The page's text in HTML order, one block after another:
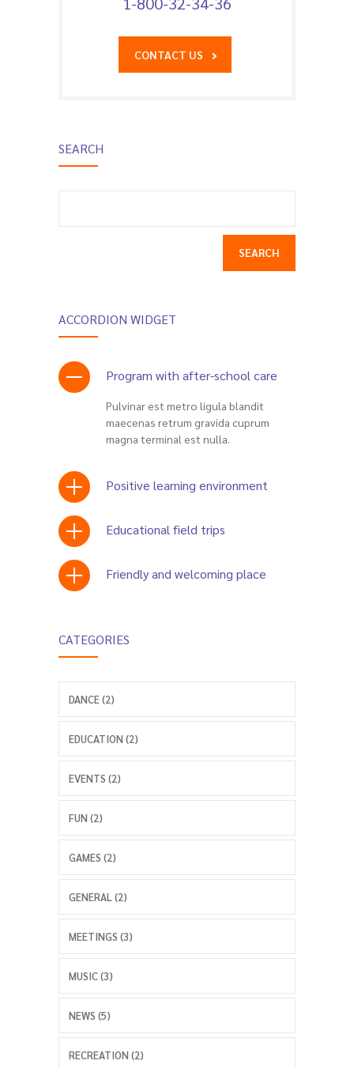
CONTACT US
SEARCH
ACCORDION WIDGET
Program with after-school care
Pulvinar est metro ligula blandit
maecenas retrum gravida cuprum
magna terminal est nulla.
Positive learning environment
Educational field trips
Friendly and welcoming place
CATEGORIES
DANCE (2)
EDUCATION (2)
EVENTS (2)
FUN (2)
GAMES (2)
GENERAL (2)
MEETINGS (3)
MUSIC (3)
NEWS (5)
RECREATION (2)